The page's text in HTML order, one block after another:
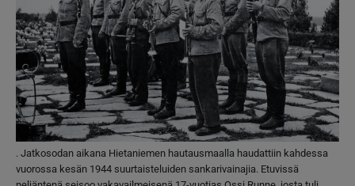
. Jatkosodan aikana Hietaniemen hautausmaalla haudattiin kahdessa
vuorossa kesän 1944 suurtaisteluiden sankarivainajia. Etuvissä